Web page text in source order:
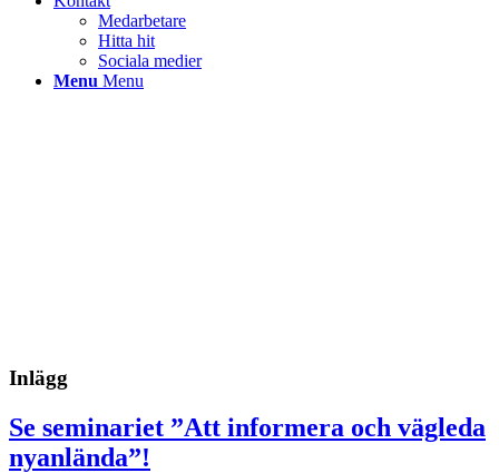
Medarbetare
Hitta hit
Sociala medier
Menu Menu
Inlägg
Se seminariet ”Att informera och vägleda
nyanlända”!